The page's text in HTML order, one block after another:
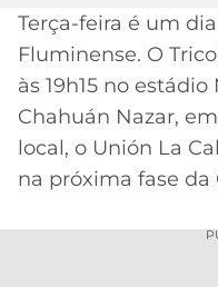
BETBOOM
CÓDIGO
DE
INDICAÇÃO
BET365
PALMEIRAS
SÃO
PAULO
SANTOS
SÉRIE
A
COPA
ESPORTIVA
MERCADO
DA
BOLA
Terça-feira é um
Fluminense. O
às 19h15 no
Chahuán Nazar,
local, o Unión La
na próxima fase da